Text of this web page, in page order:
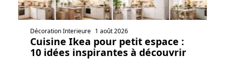
Décoration Interieure 1 août 2026
Cuisine Ikea pour petit espace :
10 idées inspirantes à découvrir